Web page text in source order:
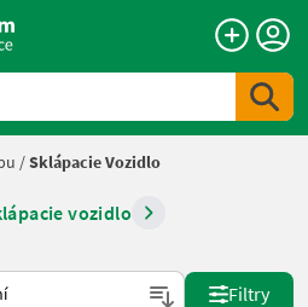
/Sklápacie Vozidlo
vozidlo
Filtry